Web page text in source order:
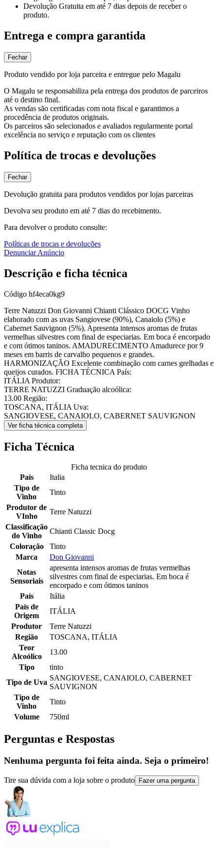
Devolução Gratuita em até 7 dias depois de receber o
produto.
Entrega e compra garantida
Fechar
Produto vendido por loja parceira e entregue pelo Magalu
O Magalu se responsabiliza pela entrega dos produtos de parceiros
até o destino final.
As vendas são certificadas com nota fiscal e garantimos a
procedência de produtos originais.
Os parceiros são selecionados e avaliados regularmente portal
excelência no serviço e reputação com os clientes
Política de trocas e devoluções
Fechar
Devolução gratuita para produtos vendidos por lojas parceiras
Devolva seu produto em até 7 dias do recebimento.
Para devolver o produto consulte:
Políticas de trocas e devoluções
Denunciar Anúncio
Descrição e ficha técnica
Código hf4eca0kg9
Terre Natuzzi Don Giovanni Chianti Clássico DOCG Vinho
elaborado com as uvas Sangiovese (90%), Canaiolo (5%) e
Cabernet Sauvignon (5%). Apresenta intensos aromas de frutas
vermelhas silvestres com final de especiarias. Em boca é encorpado
e com ótimos taninos. AMADURECIMENTO Amadurece por 9
meses em barris de carvalho pequenos e grandes.
HARMONIZAÇÃO Excelente combinação com carnes grelhadas e
queijos curados. FICHA TÉCNICA País:
ITÁLIA Produtor:
TERRE NATUZZI Graduação alcoólica:
13.00 Região:
TOSCANA, ITÁLIA Uva:
SANGIOVESE, CANAIOLO, CABERNET SAUVIGNON
Ver ficha técnica completa
Ficha Técnica
Ficha tecnica do produto
País
Italia
Tipo de
Vinho
Tinto
Produtor de
VInho
Terre Natuzzi
Classificação
do Vinho
Chianti Classic Docg
Coloração
Tinto
Marca
Don Giovanni
Notas
Sensoriais
apresenta intensos aromas de frutas vermelhas
silvestres com final de especiarias. Em boca é
encorpado e com ótimos taninos
País
Itália
País de
Origem
ITÁLIA
Produtor
Terre Natuzzi
Região
TOSCANA, ITÁLIA
Teor
Alcoólico
13.00
Tipo
tinto
Tipo de Uva
SANGIOVESE, CANAIOLO, CABERNET
SAUVIGNON
Tipo de
Vinho
Tinto
Volume
750ml
Perguntas e Respostas
Nenhuma pergunta foi feita ainda. Seja o primeiro!
Tire sua dúvida com a loja sobre o produto Fazer uma pergunta